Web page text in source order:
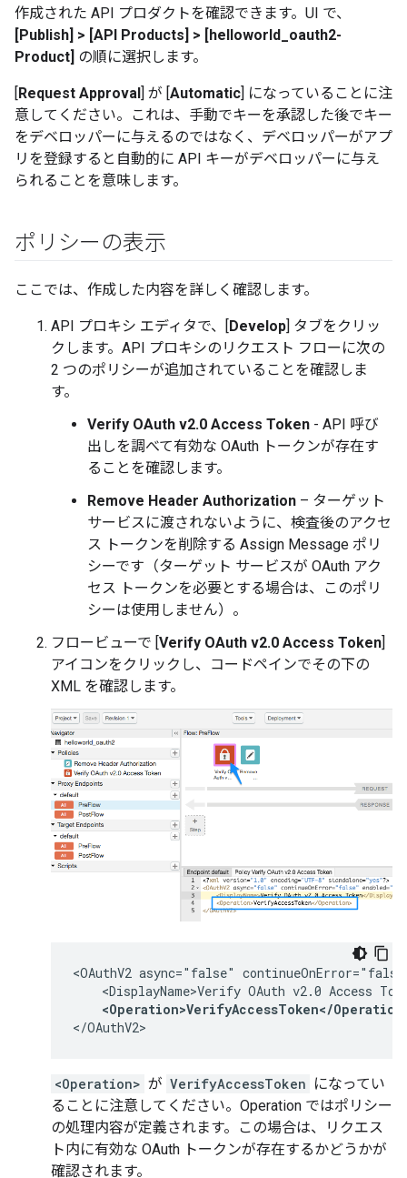
作成された API プロダクトを確認できます。UI で、
[Publish] > [API Products] > [helloworld_oauth2-
Product] の順に選択します。
Request Approval ] が [ Automatic ] になっていることに注
意してください。これは、手動でキーを承認した後でキー
をデベロッパーに与えるのではなく、デベロッパーがアプ
リを登録すると自動的に API キーがデベロッパーに与え
られることを意味します。
ポリシーの表示
ここでは、作成した内容を詳しく確認します。
API プロキシ エディタで、[ Develop ] タブをクリッ
クします。API プロキシのリクエスト フローに次の
2 つのポリシーが追加されていることを確認しま
す。
Verify OAuth v2.0 Access Token - API 呼び
出しを調べて有効な OAuth トークンが存在す
ることを確認します。
Remove Header Authorization – ターゲット
サービスに渡されないように、検査後のアクセ
ス トークンを削除する Assign Message ポリ
シーです（ターゲット サービスが OAuth アク
セス トークンを必要とする場合は、このポリ
シーは使用しません）。
フロービューで [ Verify OAuth v2.0 Access Token
アイコンをクリックし、コードペインでその下の
XML を確認します。
<OAuthV2 async="false"
<DisplayName>Verify OAuth v2.0 Access
<Operation>VerifyAccessToken</
</OAuthV2>
<Operation> が VerifyAccessToken になってい
ることに注意してください。Operation ではポリシー
の処理内容が定義されます。この場合は、リクエス
ト内に有効な OAuth トークンが存在するかどうかが
確認されます。